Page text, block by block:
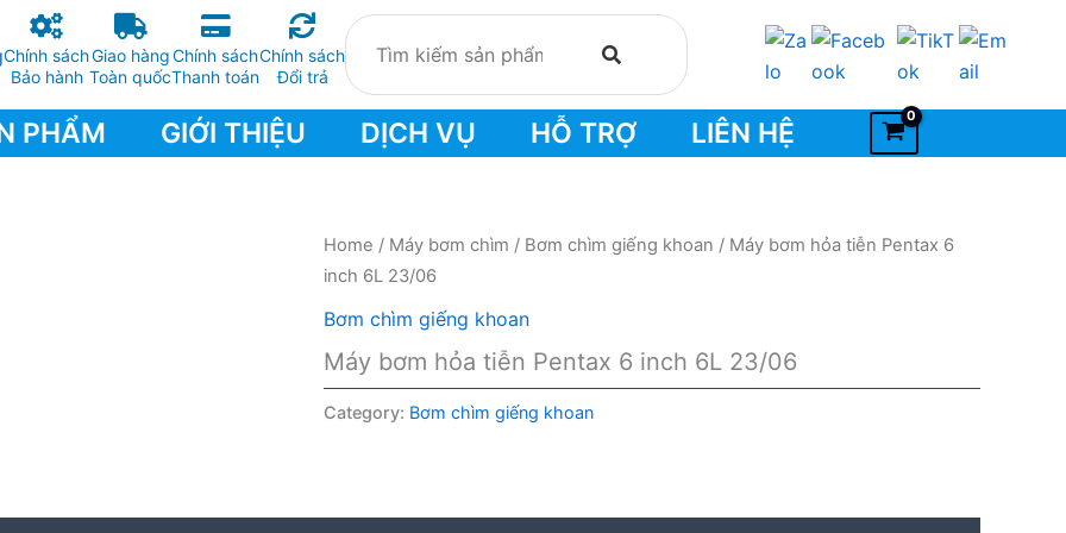
Chính sách
Bảo hành
Giao hàng
Toàn quốc
Chính sách
Thanh toán
Chính sách
Đổi trả
PHẨM GIỚI THIỆU DỊCH VỤ HỖ TRỢ LIÊN HỆ
Home / Máy bơm chìm / Bơm chìm giếng khoan / Máy bơm hỏa tiễn Pentax 6
inch 6L 23/06
Bơm chìm giếng khoan
Máy bơm hỏa tiễn Pentax 6 inch 6L 23/06
Category: Bơm chìm giếng khoan